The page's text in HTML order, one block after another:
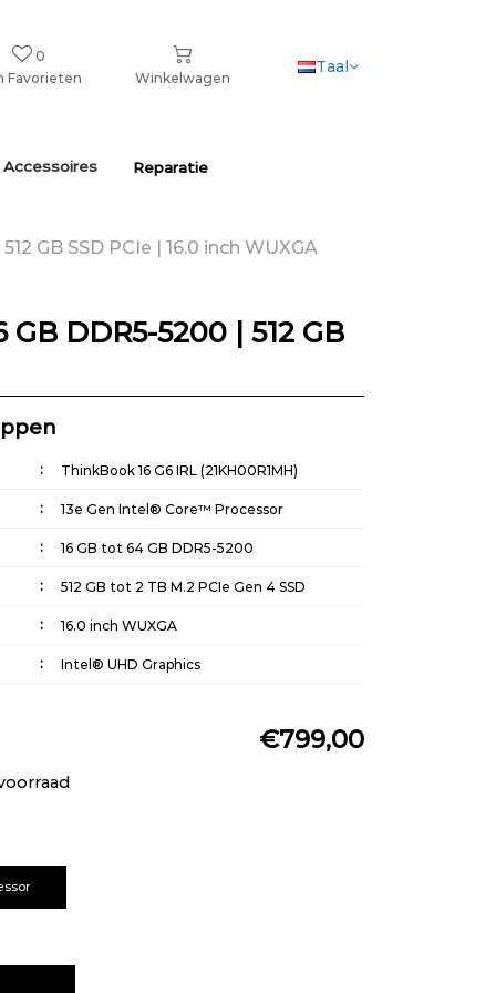
0
Favorieten
Winkelwagen
Taal
Reparatie
GB SSD PCIe | 16.0 inch WUXGA
DDR5-5200 | 512 GB
ThinkBook 16 G6 IRL (21KH00R1MH)
13e Gen Intel® Core™ Processor
16 GB tot 64 GB DDR5-5200
512 GB tot 2 TB M.2 PCIe Gen 4 SSD
16.0 inch WUXGA
Intel® UHD Graphics
On) | 1x USB-C® 3.2 Gen 2 (support data
Ethernet (RJ-45) | 1x SD card reader
€799,00